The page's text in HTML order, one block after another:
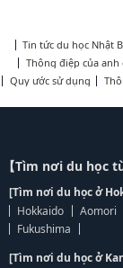
Tin tức du học Nhật
Thông điệp của
Quy ước sử dụng
【Tìm nơi du học
[Tìm nơi du học ở
Hokkaido
Aomori
Fukushima
[Tìm nơi du học ở